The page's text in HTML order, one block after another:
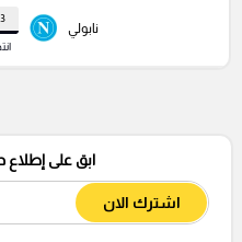
نابولي
3 : 2
ابق على إطلاع
اشترك الان